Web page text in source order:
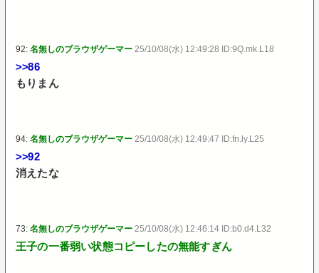
92:名無しのブラウザゲーマー 25/10/08(水) 12:49:28 ID:9Q.mk.L18
>>86
もりまん
94:名無しのブラウザゲーマー 25/10/08(水) 12:49:47 ID:fn.ly.L25
>>92
消えたな
73:名無しのブラウザゲーマー 25/10/08(水) 12:46:14 ID:b0.d4.L32
王子の一番弱い状態コピーしたの無能すぎん